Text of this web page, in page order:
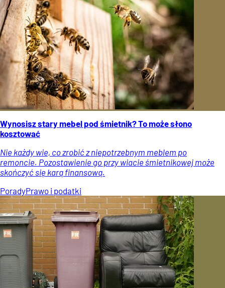
Wynosisz stary mebel pod śmietnik? To może słono
kosztować
Nie każdy wie, co zrobić z niepotrzebnym meblem po
remoncie. Pozostawienie go przy wiacie śmietnikowej może
skończyć się karą finansową.
PoradyPrawo i podatki